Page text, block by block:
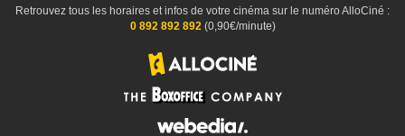
Retrouvez tous les horaires et infos de votre cinéma sur le numéro AlloCiné :
0 892 892 892(0,90€/minute)